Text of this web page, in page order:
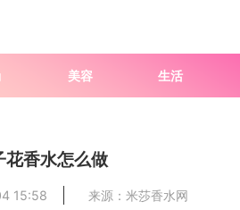
美容 生活
花香水怎么做
15:58 来源：米莎香水网